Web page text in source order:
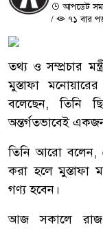
আপডেট
/
৭১ বার
তথ্য ও সম্প্রচার
মুস্তাফা
বলেছেন, তিনি
অন্তর্গতভাবেই
তিনি আরো বলেন,
করা হলে মুস্তাফা
গণ্য হবেন।
আজ সকালে